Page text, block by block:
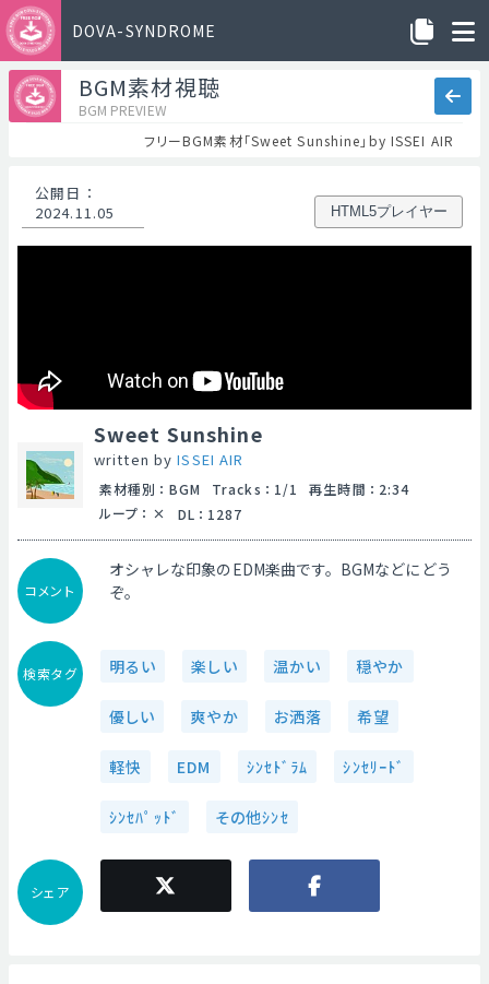
DOVA-SYNDROME
BGM素材視聴
BGM PREVIEW
フリーBGM素材「Sweet Sunshine」by ISSEI AIR
公開日 ：
2024.11.05
HTML5プレイヤー
Sweet Sunshine
written byISSEI AIR
素材種別 ： BGM Tracks ： 1/1 再生時間 ： 2:34
ループ ： DL ： 1287
コメント
オシャレな印象のEDM楽曲です。BGMなどにどう
ぞ。
検索タグ 明るい 楽しい 温かい 穏やか
優しい 爽やか お洒落 希望
軽快 EDM ｼﾝｾﾄﾞﾗﾑ ｼﾝｾﾘｰﾄﾞ
ｼﾝｾﾊﾟｯﾄﾞ その他ｼﾝｾ
シェア